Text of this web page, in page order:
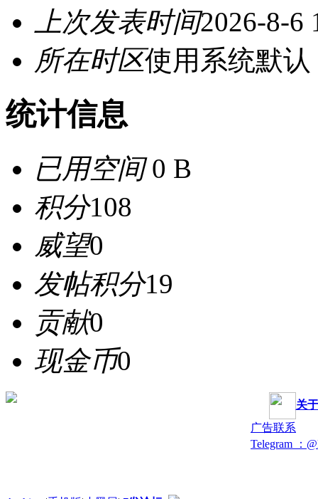
上次发表时间2026-8-6
所在时区使用系统默认
统计信息
已用空间0 B
积分108
威望0
发帖积分19
贡献0
现金币0
关
广告联系
Telegram ：